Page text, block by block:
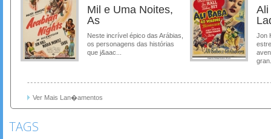
Mil e Uma Noites,
As
Neste incrível épico das Arábias,
os personagens das histórias
que j&aac...
Ali
Jon
Ver Mais Lan�amentos
TAGS